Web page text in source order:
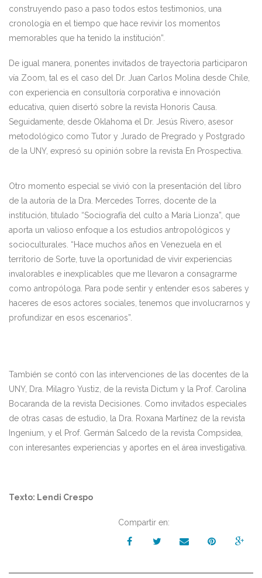
construyendo paso a paso todos estos testimonios, una
cronología en el tiempo que hace revivir los momentos
memorables que ha tenido la institución”.
De igual manera, ponentes invitados de trayectoria participaron
vía Zoom, tal es el caso del Dr. Juan Carlos Molina desde Chile,
con experiencia en consultoría corporativa e innovación
educativa, quien disertó sobre la revista Honoris Causa.
Seguidamente, desde Oklahoma el Dr. Jesús Rivero, asesor
metodológico como Tutor y Jurado de Pregrado y Postgrado
de la UNY, expresó su opinión sobre la revista En Prospectiva.
Otro momento especial se vivió con la presentación del libro
de la autoría de la Dra. Mercedes Torres, docente de la
institución, titulado “Sociografía del culto a María Lionza”, que
aporta un valioso enfoque a los estudios antropológicos y
socioculturales. “Hace muchos años en Venezuela en el
territorio de Sorte, tuve la oportunidad de vivir experiencias
invalorables e inexplicables que me llevaron a consagrarme
como antropóloga. Para pode sentir y entender esos saberes y
haceres de esos actores sociales, tenemos que involucrarnos y
profundizar en esos escenarios”.
También se contó con las intervenciones de las docentes de la
UNY, Dra. Milagro Yustiz, de la revista Dictum y la Prof. Carolina
Bocaranda de la revista Decisiones. Como invitados especiales
de otras casas de estudio, la Dra. Roxana Martínez de la revista
Ingenium, y el Prof. Germán Salcedo de la revista Compsidea,
con interesantes experiencias y aportes en el área investigativa.
Texto: Lendi Crespo
Compartir en: